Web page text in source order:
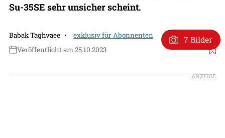
Su-35SE sehr unsicher scheint.
Babak Taghvaee
exklusiv für Abonnenten
Veröffentlicht am 25.10.2023
Foto: via Babak Tagvaee
7 Bilder
ANZEIGE